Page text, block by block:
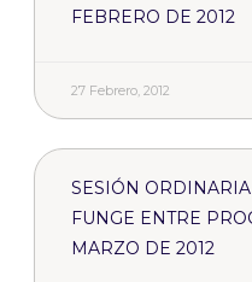
FEBRERO DE 2012
27 Febrero, 2012
SESIÓN
FUNGE ENTRE
MARZO DE 2012